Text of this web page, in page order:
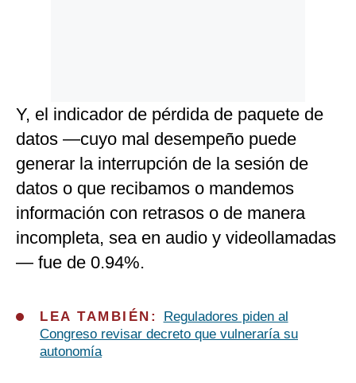
Y, el indicador de pérdida de paquete de
datos —cuyo mal desempeño puede
generar la interrupción de la sesión de
datos o que recibamos o mandemos
información con retrasos o de manera
incompleta, sea en audio y videollamadas
— fue de 0.94%.
LEA TAMBIÉN:
Reguladores piden al
Congreso revisar decreto que vulneraría su
autonomía